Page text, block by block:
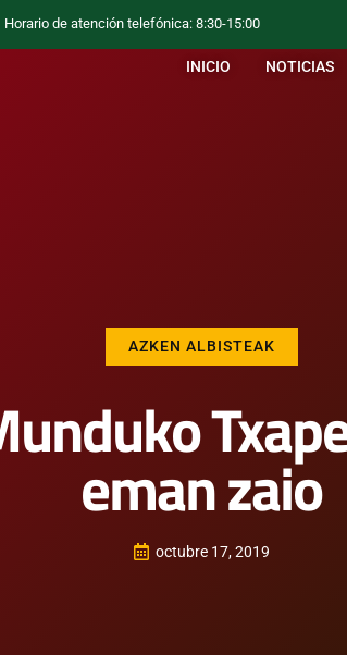
Horario de atención telefónica: 8:30-15:00
INICIO NOTICIAS
AZKEN ALBISTEAK
eman zaio
octubre 17, 2019